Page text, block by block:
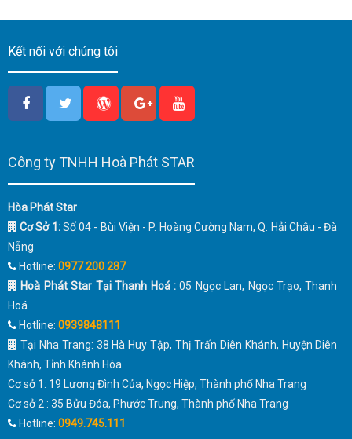
Kết nối với chúng tôi
Công ty TNHH Hoà Phát STAR
Hòa Phát Star
Cơ Sở 1:Số 04 - Bùi Viện - P. Hoàng Cường Nam, Q. Hải Châu - Đà
Nẵng
Hotline: 0977 200 287
Hoà Phát Star Tại Thanh Hoá :05 Ngọc Lan, Ngọc Trạo, Thanh
Hoá
Hotline: 0939848111
Tại Nha Trang: 38 Hà Huy Tập, Thị Trấn Diên Khánh, Huyện Diên
Khánh, Tỉnh Khánh Hòa
Cơ sở 1: 19 Lương Đình Của, Ngọc Hiệp, Thành phố Nha Trang
Cơ sở 2 : 35 Bửu Đóa, Phước Trung, Thành phố Nha Trang
Hotline: 0949.745.111